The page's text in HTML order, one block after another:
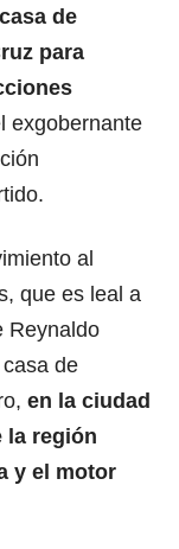
de
para
exgobernante
al
que es leal a
Reynaldo
de
en la ciudad
la región
y el motor